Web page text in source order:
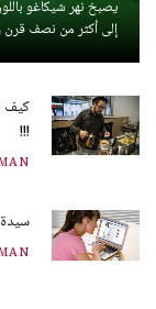
يصبخ نهر شيكاغو
إلى أكثر من نصف قرن
كيف
!!!
سيدة